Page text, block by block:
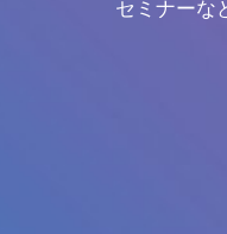
セミナーな